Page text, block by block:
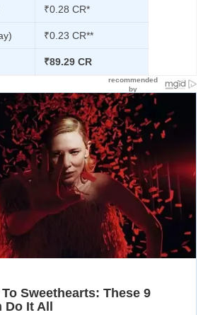
₹0.28 CR*
₹0.23 CR**
₹89.29 CR